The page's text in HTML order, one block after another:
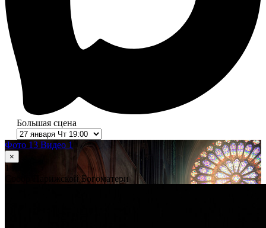
Большая сцена
Фото 13 Видео 1
×
1
Собор Парижской Богоматери